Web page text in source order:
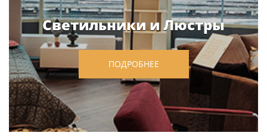
Светильники и Люстры
ПОДРОБНЕЕ